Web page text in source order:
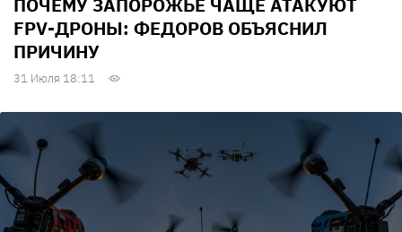
ПОЧЕМУ ЗАПОРОЖЬЕ ЧАЩЕ АТАКУЮТ
FPV-ДРОНЫ: ФЕДОРОВ ОБЪЯСНИЛ
ПРИЧИНУ
31 Июля 18:11